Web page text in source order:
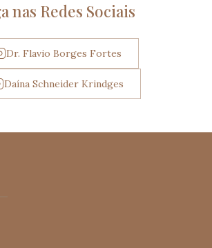
nas Redes Sociais
Dr. Flavio Borges Fortes
Daína Schneider Krindges